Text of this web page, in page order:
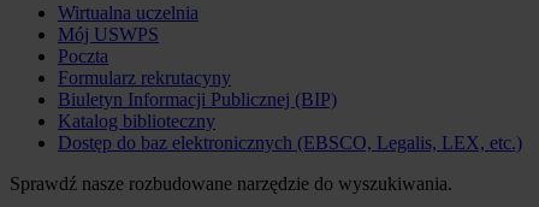
Wirtualna uczelnia
Mój USWPS
Poczta
Formularz rekrutacyny
Biuletyn Informacji Publicznej (BIP)
Katalog biblioteczny
Dostęp do baz elektronicznych (EBSCO, Legalis, LEX, etc.)
Sprawdź nasze rozbudowane narzędzie do wyszukiwania.